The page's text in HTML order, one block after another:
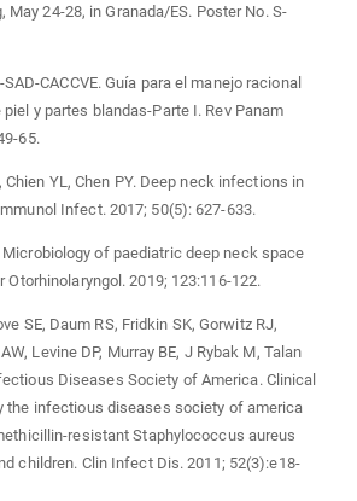
May 24-28, in Granada/ES. Poster No. S-
CACCVE. Guía para el manejo racional
y partes blandas-Parte I. Rev Panam
65.
Chien YL, Chen PY. Deep neck infections in
Infect. 2017; 50(5): 627-633.
Microbiology of paediatric deep neck space
2019; 123:116-122.
SE, Daum RS, Fridkin SK, Gorwitz RJ,
Levine DP, Murray BE, J Rybak M, Talan
Diseases Society of America. Clinical
the infectious diseases society of america
resistant Staphylococcus aureus
children. Clin Infect Dis. 2011; 52(3):e18-